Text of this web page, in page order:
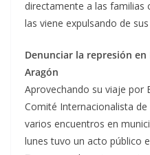
directamente a las familias
las viene expulsando de sus
Denunciar la represión
Aragón
Aprovechando su viaje por
Comité Internacionalista
varios encuentros en
lunes tuvo un acto público